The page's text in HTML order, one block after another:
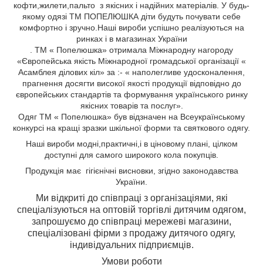
кофти,жилети,пальто з якісних і надійних матеріалів. У будь-
якому одязі ТМ ПОПЕЛЮШКА діти будуть почувати себе
комфортно і зручно.Наші вироби успішно реалізуються на
ринках і в магазинах України
. ТМ « Попелюшка» отримала Міжнародну нагороду
«Європейська якість Міжнародної громадської організації «
Асамблея ділових кіл» за :- « наполегливе удосконалення,
прагнення досягти високої якості продукції відповідно до
європейських стандартів та формування українського ринку
якісних товарів та послуг».
Одяг ТМ « Попелюшка» був відзначен на Всеукраїнському
конкурсі на кращі зразки шкільної форми та святкового одягу.
Наші вироби модні, практичні, ів ціновому плані, цілком
доступні для самого широкого кола покупців.
Продукція має гігієнічні висновки, згідно законодавства
України.
Ми відкриті до співпраці з організаціями, які
спеціалізуються на оптовій торгівлі дитячим одягом,
запрошуємо до співпраці мережеві магазини,
спеціалізовані фірми з продажу дитячого одягу,
індивідуальних підприємців.
Умови роботи